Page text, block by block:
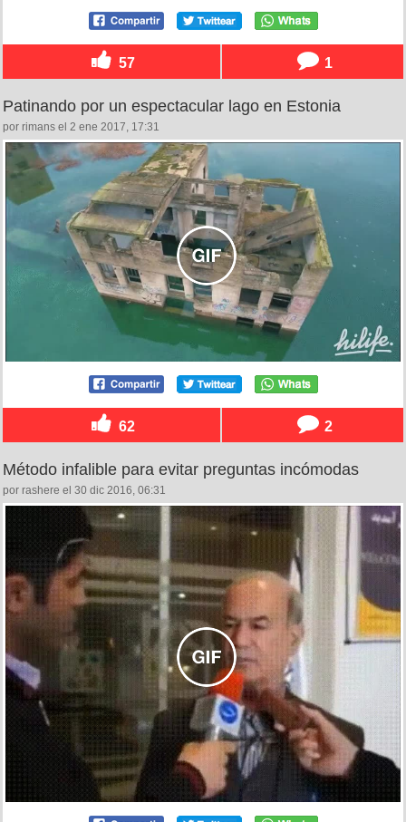
57 1
Patinando por un espectacular lago en Estonia
por rimans el 2 ene 2017, 17:31
62 2
Método infalible para evitar preguntas incómodas
por rashere el 30 dic 2016, 06:31